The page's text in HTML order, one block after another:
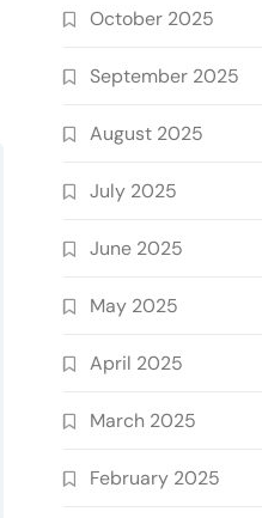
October 2025
September 2025
August 2025
July 2025
June 2025
May 2025
April 2025
March 2025
February 2025